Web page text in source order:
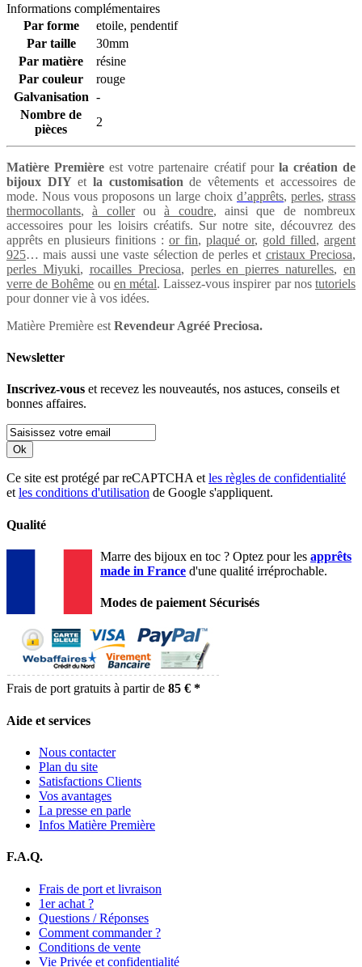
Informations complémentaires
Par forme
etoile, pendentif
Par taille
30mm
Par matière
résine
Par couleur
rouge
Galvanisation -
Nombre de
pièces
2
Matière Première est votre partenaire créatif pourla création de
bijoux DIY etla customisation de vêtements et accessoires de
mode. Nous vous proposons un large choix d’apprêts, perles, strass
thermocollants,à collerouà coudre, ainsi que de nombreux
accessoires pour les loisirs créatifs. Sur notre site, découvrez des
apprêts en plusieurs finitions : or fin, plaqué or, gold filled, argent
925… mais aussi une vaste sélection de perles et cristaux Preciosa,
perles Miyuki, rocailles Preciosa, perles en pierres naturelles, en
verre de Bohême ou en métal. Laissez-vous inspirer par nostutoriels
pour donner vie à vos idées.
Matière Première est Revendeur Agréé Preciosa.
Newsletter
Inscrivez-vous et recevez les nouveautés, nos astuces, conseils et
bonnes affaires.
Ok
Ce site est protégé par reCAPTCHA etles règles de confidentialité
etles conditions d'utilisation de Google s'appliquent.
Qualité
Marre des bijoux en toc ? Optez pour les apprêts
made in France d'une qualité irréprochable.
Modes de paiement Sécurisés
Frais de port gratuits à partir de 85 € *
Aide et services
Nous contacter
Plan du site
Satisfactions Clients
Vos avantages
La presse en parle
Infos Matière Première
F.A.Q.
Frais de port et livraison
1er achat ?
Questions / Réponses
Comment commander ?
Conditions de vente
Vie Privée et confidentialité